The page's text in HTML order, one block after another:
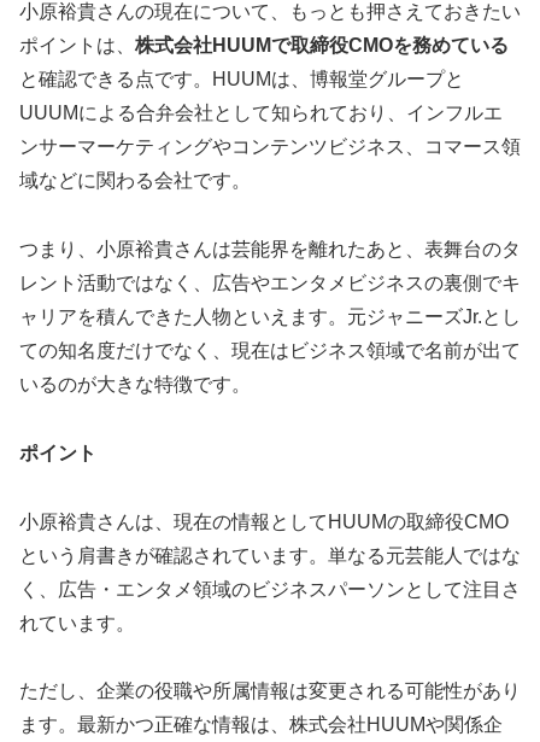
小原裕貴さんの現在について、もっとも押さえておきたい
ポイントは、 株式会社HUUMで取締役CMOを務めている
と確認できる点です。HUUMは、博報堂グループと
UUUMによる合弁会社として知られており、インフルエ
ンサーマーケティングやコンテンツビジネス、コマース領
域などに関わる会社です。
つまり、小原裕貴さんは芸能界を離れたあと、表舞台のタ
レント活動ではなく、広告やエンタメビジネスの裏側でキ
ャリアを積んできた人物といえます。元ジャニーズJr.とし
ての知名度だけでなく、現在はビジネス領域で名前が出て
いるのが大きな特徴です。
ポイント
小原裕貴さんは、現在の情報としてHUUMの取締役CMO
という肩書きが確認されています。単なる元芸能人ではな
く、広告・エンタメ領域のビジネスパーソンとして注目さ
れています。
ただし、企業の役職や所属情報は変更される可能性があり
ます。最新かつ正確な情報は、株式会社HUUMや関係企